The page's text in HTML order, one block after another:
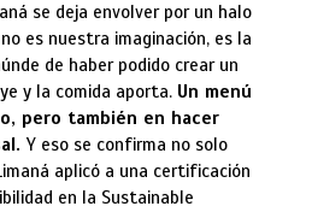
se deja envolver por un halo
es nuestra imaginación, es la
de haber podido crear un
y la comida aporta. Un menú
pero también en hacer
Y eso se confirma no solo
aplicó a una certificación
en la Sustainable